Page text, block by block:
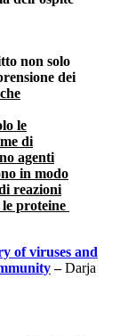
non solo
dei
le
di
agenti
in modo
reazioni
proteine
of viruses and
–Darja